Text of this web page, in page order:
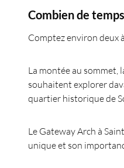
Combien de
Comptez environ deux
La montée au sommet,
souhaitent explorer
quartier historique de
Le Gateway Arch à
unique et son